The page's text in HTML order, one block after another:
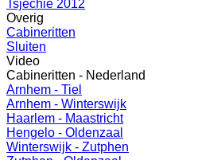
Tsjechië 2012
Overig
Cabineritten
Sluiten
Video
Cabineritten - Nederland
Arnhem - Tiel
Arnhem - Winterswijk
Haarlem - Maastricht
Hengelo - Oldenzaal
Winterswijk - Zutphen